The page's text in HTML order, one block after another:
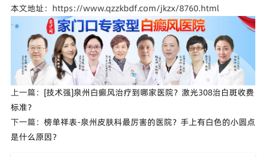
本文地址：https://www.qzzkbdf.com/jkzx/8760.html
上一篇： [技术强]泉州白癜风治疗到哪家医院？激光308治白斑收费
标准？
下一篇： 榜单祥表-泉州皮肤科最厉害的医院？手上有白色的小圆点
是什么原因？